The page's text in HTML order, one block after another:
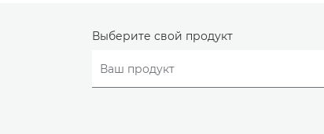
Выберите свой продукт